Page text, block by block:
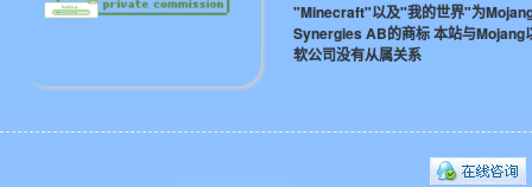
"Minecraft"以及"我的世界"为
Synergies AB的商标 本站与Mojang
软公司没有从属关系